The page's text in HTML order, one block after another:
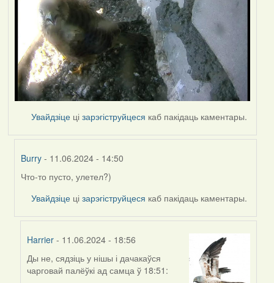
Увайдзіце цізарэгіструйцеся каб пакідаць каментары.
Burry - 11.06.2024 - 14:50
In
reply
by
Что-то пусто, улетел?)
Увайдзіце цізарэгіструйцеся каб пакідаць каментары.
Harrier - 11.06.2024 - 18:56
In
reply
Ды не, сядзіць у нішы і дачакаўся
чарговай палёўкі ад самца ў 18:51: